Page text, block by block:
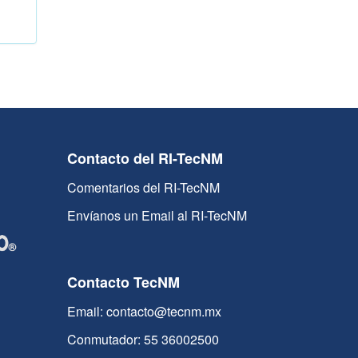
Contacto del RI-TecNM
Comentarios del RI-TecNM
Envíanos un Email al RI-TecNM
Contacto TecNM
Email: contacto@tecnm.mx
Conmutador: 55 36002500